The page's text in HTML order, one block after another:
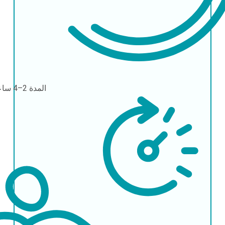
المدة 2–4 ساعات